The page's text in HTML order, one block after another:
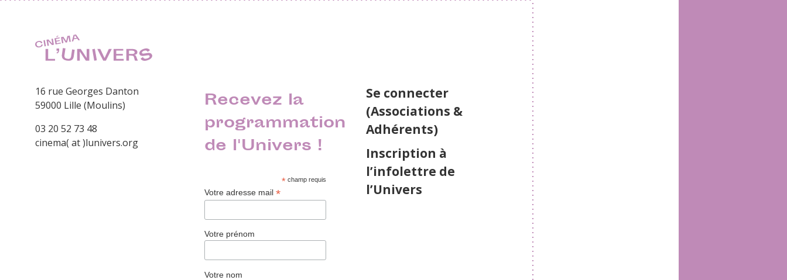
16 rue Georges Danton
59000 Lille (Moulins)
03 20 52 73 48
cinema( at )lunivers.org
Recevez la
programmation
de l'Univers !
*champ requis
Votre adresse mail*
Votre prénom
Votre nom
Se connecter
(Associations &
Adhérents)
Inscription à
l’infolettre de
l’Univers